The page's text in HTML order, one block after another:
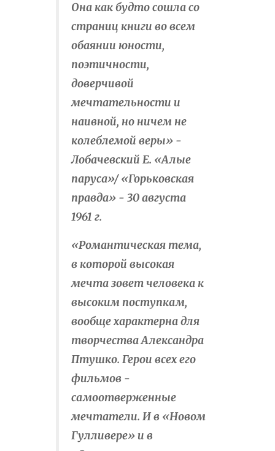
Она как будто сошла со
страниц книги во всем
обаянии юности,
поэтичности,
доверчивой
мечтательности и
наивной, но ничем не
колеблемой веры» -
Лобачевский Е. «Алые
паруса»/ «Горьковская
правда» - 30 августа
1961 г.
«Романтическая тема,
в которой высокая
мечта зовет человека к
высоким поступкам,
вообще характерна для
творчества Александра
Птушко. Герои всех его
фильмов -
самоотверженные
мечтатели. И в «Новом
Гулливере» и в